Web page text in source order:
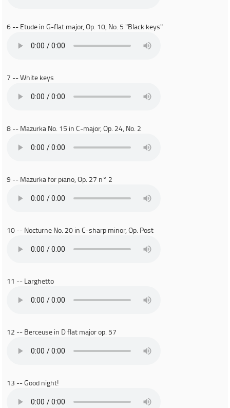
6 -- Etude in G-flat major, Op. 10, No. 5 "Black keys"
7 -- White keys
8 -- Mazurka No. 15 in C-major, Op. 24, No. 2
9 -- Mazurka for piano, Op. 27 n° 2
10 -- Nocturne No. 20 in C-sharp minor, Op. Post
11 -- Larghetto
12 -- Berceuse in D flat major op. 57
13 -- Good night!